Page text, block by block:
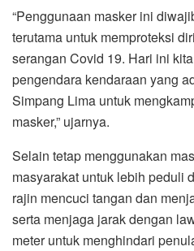
“Penggunaan masker ini
terutama untuk memproteksi
serangan Covid 19. Hari ini
pengendara kendaraan yang
Simpang Lima untuk
masker,” ujarnya.
Selain tetap menggunakan
masyarakat untuk lebih peduli
rajin mencuci tangan dan
serta menjaga jarak dengan
meter untuk menghindari